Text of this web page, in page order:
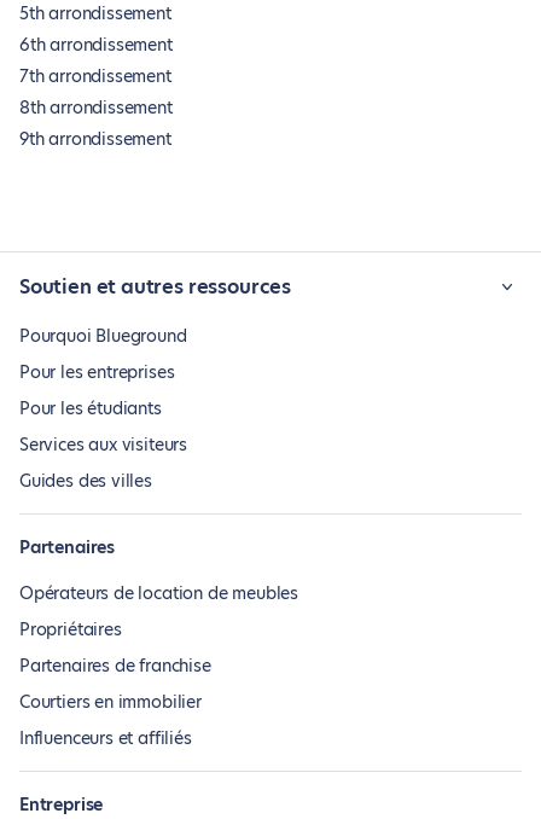
5th arrondissement
6th arrondissement
7th arrondissement
8th arrondissement
9th arrondissement
Soutien et autres ressources
Pourquoi Blueground
Pour les entreprises
Pour les étudiants
Services aux visiteurs
Guides des villes
Partenaires
Opérateurs de location de meubles
Propriétaires
Partenaires de franchise
Courtiers en immobilier
Influenceurs et affiliés
Entreprise